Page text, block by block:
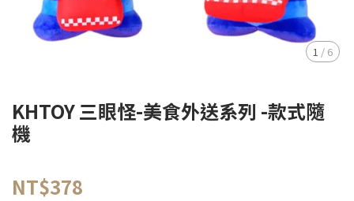
1 / 6
KHTOY 三眼怪-美食外送系列 -款式隨
機
NT$378